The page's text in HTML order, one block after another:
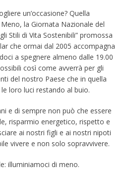
un’occasione? Quella
Meno, la Giornata Nazionale del
Stili di Vita Sostenibili” promossa
che ormai dal 2005 accompagna
a spegnere almeno dalle 19.00
così come avverrà per gli
del nostro Paese che in quella
loro luci restando al buio.
e di sempre non può che essere
risparmio energetico, rispetto e
ai nostri figli e ai nostri nipoti
vivere e non solo sopravvivere.
illuminiamoci di meno.